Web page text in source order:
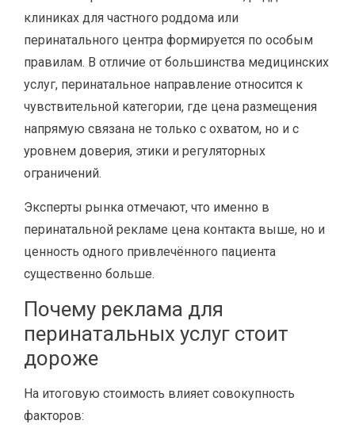
клиниках для частного роддома или
перинатального центра формируется по особым
правилам. В отличие от большинства медицинских
услуг, перинатальное направление относится к
чувствительной категории, где цена размещения
напрямую связана не только с охватом, но и с
уровнем доверия, этики и регуляторных
ограничений.
Эксперты рынка отмечают, что именно в
перинатальной рекламе цена контакта выше, но и
ценность одного привлечённого пациента
существенно больше.
Почему реклама для
перинатальных услуг стоит
дороже
На итоговую стоимость влияет совокупность
факторов: